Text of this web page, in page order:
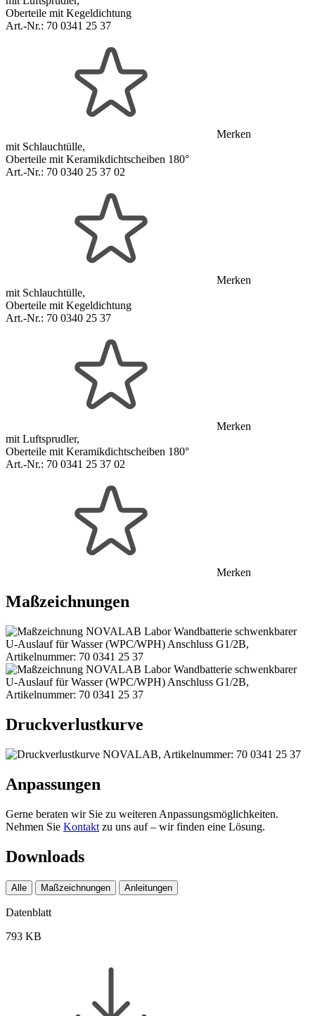
Oberteile mit Kegeldichtung
Art.-Nr.: 70 0341 25 37
Merken
mit Schlauchtülle,
Oberteile mit Keramikdichtscheiben 180°
Art.-Nr.: 70 0340 25 37 02
Merken
mit Schlauchtülle,
Oberteile mit Kegeldichtung
Art.-Nr.: 70 0340 25 37
Merken
mit Luftsprudler,
Oberteile mit Keramikdichtscheiben 180°
Art.-Nr.: 70 0341 25 37 02
Merken
Maßzeichnungen
Druckverlustkurve
Anpassungen
Gerne beraten wir Sie zu weiteren Anpassungsmöglichkeiten.
Nehmen Sie Kontakt zu uns auf – wir finden eine Lösung.
Downloads
Alle Maßzeichnungen Anleitungen
Datenblatt
793 KB